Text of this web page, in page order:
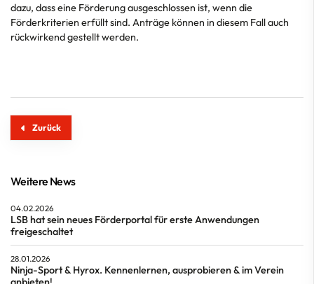
dazu, dass eine Förderung ausgeschlossen ist, wenn die
Förderkriterien erfüllt sind. Anträge können in diesem Fall auch
rückwirkend gestellt werden.
Zurück
Weitere News
04.02.2026
LSB hat sein neues Förderportal für erste Anwendungen
freigeschaltet
28.01.2026
Ninja-Sport & Hyrox. Kennenlernen, ausprobieren & im Verein